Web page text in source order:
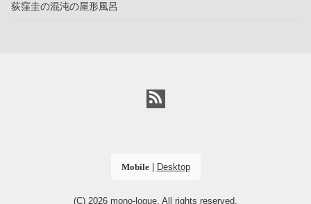
荻窪圭の混沌の屋形風呂
Mobile| Desktop
(C) 2026 mono-logue . All rights reserved.